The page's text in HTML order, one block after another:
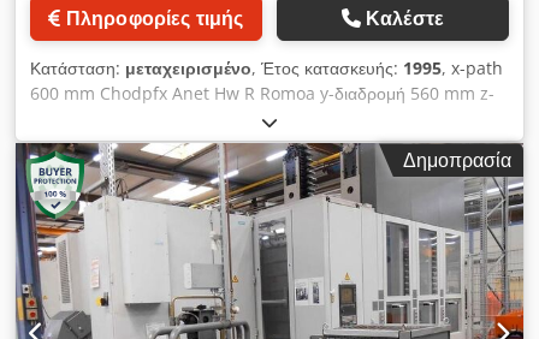
Ψηφιακό σύστημα inverter • Απαιτούμενος χώρος με χειρισμό:
υγρό ψύξης. Διαθέτει διασύνδεση Profibus. Αυτή τη στιγμή
είναι εγκατεστημένες ειδικές τσοκ SCHMID, κατάλληλες για
συγκεκριμένα εξαρτήματα, υδραυλικά. Τεχνικά πλεονεκτήματα •
Πεδίο ταλάντωσης: -22/+95° • Περιοχή μετακίνησης x - y - z:
715 - 400 - 500 mm • Τριφασικός κύριος κινητήρας: kW σε s1
100% / s6 40% ed • Κύρια ισχύς ατράκτου εργασίας kW / s1 /
s6: 0,5 • Στροφές ατράκτου περ: 50, 1.000, 1.850, 10.000 rpm
• Ροπή περίπου Nm s1/s6: 100/135 100/135 100/135 24/31 •
Επιτάχυνση x - y - z: 4-6-9 m/sec² • Χρόνος αλλαγής
εργαλείου: περ. 2,5 sec. • Οριζόντια περιοχή ταλάντωσης NC/
υδρ. ασφάλιση: -22° / +95° • Απόσταση μεταξύ αξόνων
Πληροφορίες τιμής Καλέστε
Κατάσταση: μεταχειρισμένο, Έτος κατασκευής: 1995, x-path
600 mm Chodpfx Anet Hw R Romoa y-διαδρομή 560 mm z-
διαδρομή 560 mm Μονάδα ελέγχου SIEMENS 840 C Συνολική
απαίτηση ισχύος 12 kW Βάρος μηχανήματος περίπου 10000
kg Απαιτούμενος χώρος περίπου m DECKEL MAHO Οριζόντιο
κέντρο κατεργασίας 4 αξόνων CNC με αλλαγή παλέτας Τύπος
DMC 60 H Έτος κατασκευής 1995 Αριθμός σειράς 102 (6004
50 019602 00) _____ Εύρος εργασίας: Εγκάρσια διαδρομή
άξονα Χ 600 mm Κατακόρυφη διαδρομή άξονα Υ 560 mm
Διαμήκης διαδρομή άξονας Ζ 560 mm Περιστρεφόμενο τραπέζι
ως άξονας Β 360.000 ° Μέγεθος παλέτας 500 x 400 mm
Δημοπρασία